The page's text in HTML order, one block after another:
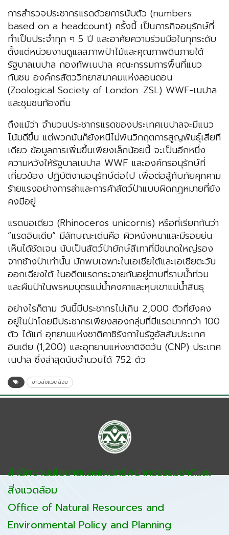
การสำรวจประชากรแรดด้วยการนับตัว (numbers
based on a headcount) ครั้งนี้ เป็นภารกิจอนุรักษ์ที่
ทำเป็นประจำทุก ๆ 5 ปี และอาศัยความร่วมมือในทุกระดับ
ตั้งแต่หน่วยงานดูแลสภาพป่าไม้และคุณภาพดินภายใต้
รัฐบาลเนปาล กองทัพเนปาล คณะกรรมการพื้นที่แนว
กันชน องค์กรสัตววิทยาสมาคมแห่งลอนดอน
(Zoological Society of London: ZSL) WWF-เนปาล
และชุมชนท้องถิ่น
ถึงแม้ว่า จำนวนประชากรแรดของประเทศเนปาลจะมีแนว
โน้มดีขึ้น แต่พวกมันก็ยังหนีไม่พ้นวิกฤตการสูญพันธุ์เสียที
เดียว ข้อมูลการเพิ่มขึ้นเพียงเล็กน้อยนี้ จะเป็นอีกหนึ่ง
ความหวังให้รัฐบาลเนปาล WWF และองค์กรอนุรักษ์ที่
เกี่ยวข้อง ปฏิบัติงานอนุรักษ์ต่อไป เพื่อต่อสู้กับภัยคุกคาม
ร้ายแรงอย่างการล่าและการค้าสัตว์ป่าแบบผิดกฎหมายที่ยัง
คงมีอยู่
แรดนอเดียว (Rhinoceros unicornis) หรือที่เรียกกันว่า
“แรดอินเดีย” มีลักษณะเด่นคือ ผิวหนังหนาและมีรอยย่น
เห็นได้ชัดเจน นับเป็นสัตว์ป่ายักษ์สีเทาที่มีขนาดใหญ่รอง
จากช้างป่าเท่านั้น มักพบเฉพาะในเอเชียใต้และเอเชียตะวัน
ออกเฉียงใต้ ในอดีตแรดกระจายกันอยู่ตามที่ราบน้ำท่วม
และผืนป่าในพรหมบุตรแม่น้ำคงคาและหุบเขาแม่น้ำสินธุ
อย่างไรก็ตาม วันนี้มีประชากรไม่เกิน 2,000 ตัวที่ยังคง
อยู่ในป่าโดยมีประชากรเพียงสองกลุ่มที่มีแรดมากกว่า 100
ตัว ได้แก่ อุทยานแห่งชาติคาซิรังกาในรัฐอัสสัมประเทศ
อินเดีย (1,200) และอุทยานแห่งชาติจิตวัน (CNP) ประเทศ
เนปาล ซึ่งล่าสุดนับจำนวนได้ 752 ตัว
ข่าวสิ่งแวดล้อม
สำนักงานนโยบายและแผนทรัพยากรธรรมชาติและ
สิ่งแวดล้อม
Office of Natural Resources and
Environmental Policy and Planning